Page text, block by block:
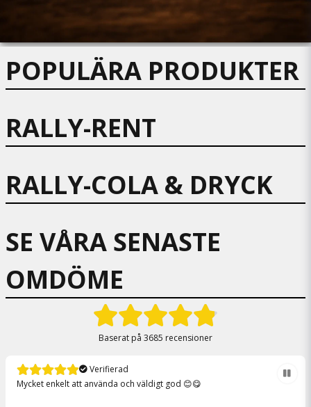
POPULÄRA PRODUKTER
RALLY-RENT
RALLY-COLA & DRYCK
SE VÅRA SENASTE
OMDÖME
Baserat på 3685 recensioner
Verifierad
Mycket enkelt att använda och väldigt god 😊😋